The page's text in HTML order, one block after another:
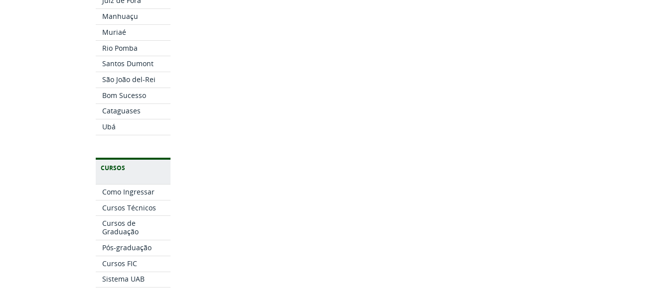
Manhuaçu
Muriaé
Rio Pomba
Santos Dumont
São João del-Rei
Bom Sucesso
Cataguases
Ubá
CURSOS
Como Ingressar
Cursos Técnicos
Cursos de
Graduação
Pós-graduação
Cursos FIC
Sistema UAB